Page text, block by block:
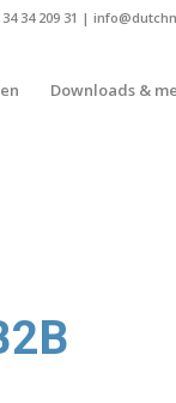
34 209 31 |
Downloads &